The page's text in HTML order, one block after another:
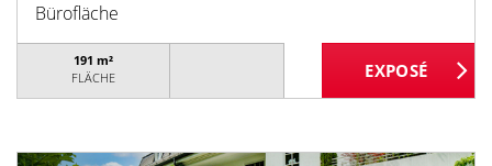
Bürofläche
191 m²
FLÄCHE